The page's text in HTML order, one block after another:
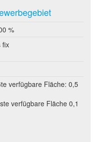
%
fix
verfügbare Fläche: 0,5
verfügbare Fläche 0,1